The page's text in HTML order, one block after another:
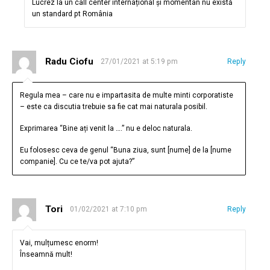
Lucrez la un call center internațional și momentan nu există
un standard pt România
Radu Ciofu 27/01/2021 at 5:19 pm
Regula mea – care nu e impartasita de multe minti corporatiste
– este ca discutia trebuie sa fie cat mai naturala posibil.
Exprimarea “Bine ați venit la ….” nu e deloc naturala.
Eu folosesc ceva de genul “Buna ziua, sunt [nume] de la [nume
companie]. Cu ce te/va pot ajuta?”
Reply
Tori 01/02/2021 at 7:10 pm
Vai, mulțumesc enorm!
Înseamnă mult!
Reply